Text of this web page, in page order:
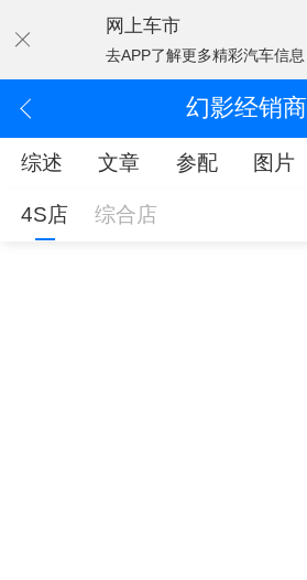
网上车市
去APP了解更多精彩汽车信息
幻影经销商
综述 文章 参配 图片
4S店 综合店